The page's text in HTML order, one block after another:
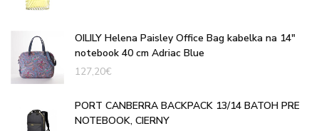
OILILY Helena Paisley Office Bag kabelka na 14"
notebook 40 cm Adriac Blue
127,20€
PORT CANBERRA BACKPACK 13/14 BATOH PRE
NOTEBOOK, CIERNY